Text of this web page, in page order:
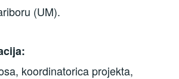
(UM).
koordinatorica projekta,